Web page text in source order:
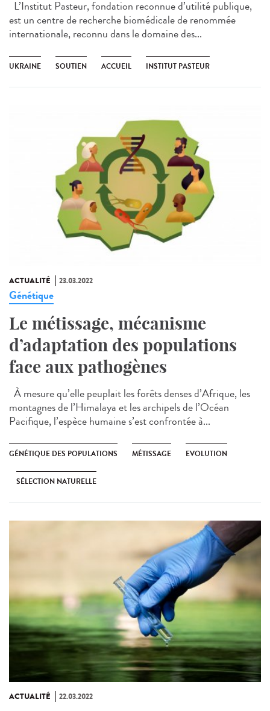
L’Institut Pasteur, fondation reconnue d’utilité publique,
est un centre de recherche biomédicale de renommée
internationale, reconnu dans le domaine des...
UKRAINE SOUTIEN ACCUEIL INSTITUT PASTEUR
ACTUALITÉ 23.03.2022
Génétique
Le métissage, mécanisme
d’adaptation des populations
face aux pathogènes
À mesure qu’elle peuplait les forêts denses d’Afrique, les
montagnes de l’Himalaya et les archipels de l’Océan
Pacifique, l’espèce humaine s’est confrontée à...
GÉNÉTIQUE DES POPULATIONS MÉTISSAGE EVOLUTION
SÉLECTION NATURELLE
ACTUALITÉ 22.03.2022